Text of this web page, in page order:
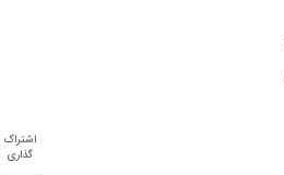
اشتراک
گذاری